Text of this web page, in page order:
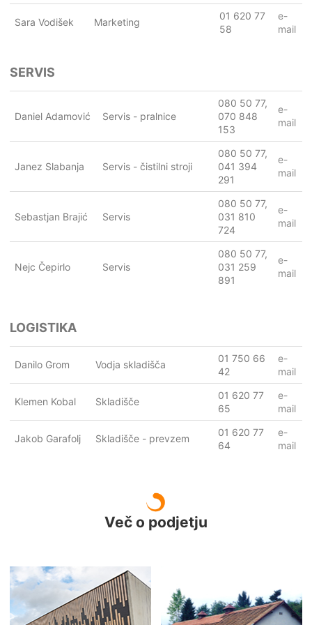
Sara Vodišek Marketing
01 620 77
58
e-
mail
SERVIS
Daniel Adamović Servis - pralnice
080 50 77,
070 848
153
e-
mail
Janez Slabanja Servis - čistilni stroji
080 50 77,
041 394
291
e-
mail
Sebastjan Brajić Servis
080 50 77,
031 810
724
e-
mail
Nejc Čepirlo Servis
080 50 77,
031 259
891
e-
mail
LOGISTIKA
Danilo Grom Vodja skladišča
01 750 66
42
e-
mail
Klemen Kobal Skladišče
01 620 77
65
e-
mail
Jakob Garafolj Skladišče - prevzem
01 620 77
64
e-
mail
Več o podjetju